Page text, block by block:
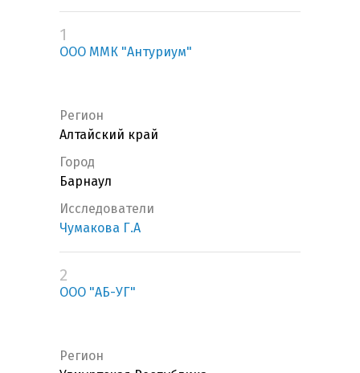
1
ООО ММК "Антуриум"
Регион
Алтайский край
Город
Барнаул
Исследователи
Чумакова Г.А
2
ООО "АБ-УГ"
Регион